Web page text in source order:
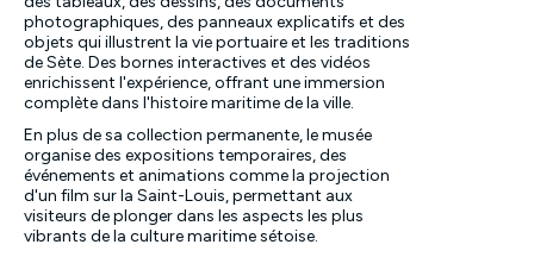
photographiques, des panneaux explicatifs et des
objets qui illustrent la vie portuaire et les traditions
de Sète. Des bornes interactives et des vidéos
enrichissent l'expérience, offrant une immersion
complète dans l'histoire maritime de la ville.
En plus de sa collection permanente, le musée
organise des expositions temporaires, des
événements et animations comme la projection
d'un film sur la Saint-Louis, permettant aux
visiteurs de plonger dans les aspects les plus
vibrants de la culture maritime sétoise.